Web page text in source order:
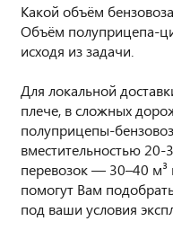
Какой объём
Объём полуприцепа-
исходя из задачи.
Для локальной
плече, в сложных
полуприцепы-
вместительностью 20-
перевозок — 30–40 м³
помогут Вам
под ваши условия